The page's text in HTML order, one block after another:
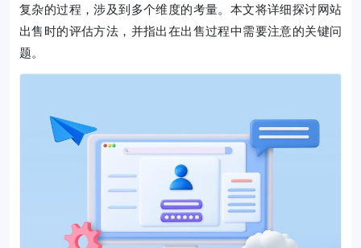
复杂的过程，涉及到多个维度的考量。本文将详细探讨网站
出售时的评估方法，并指出在出售过程中需要注意的关键问
题。